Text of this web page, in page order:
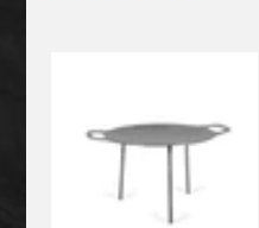
$299.99